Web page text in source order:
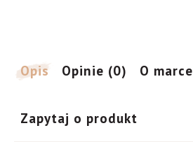
szt.
Opis Opinie (0) O marce
Zapytaj o produkt